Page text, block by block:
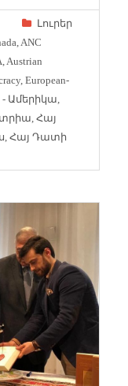
Լուրեր
ANC
Austrian
,European-
Ամերիկա
,Հայ
,Հայ Դատի